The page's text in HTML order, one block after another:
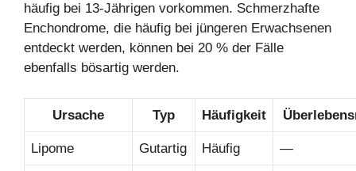
häufig bei 13-Jährigen vorkommen. Schmerzhafte
Enchondrome, die häufig bei jüngeren Erwachsenen
entdeckt werden, können bei 20 % der Fälle
ebenfalls bösartig werden.
Ursache Typ Häufigkeit
Lipome Gutartig Häufig —